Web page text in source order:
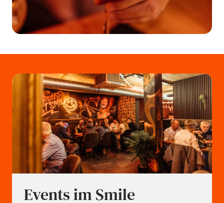
Events im Smile